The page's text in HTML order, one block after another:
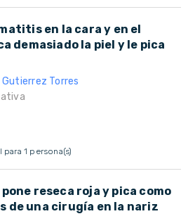
en la cara y en el
demasiado la piel y le pica
Torres
para 1 persona(s)
reseca roja y pica como
de una cirugía en la nariz